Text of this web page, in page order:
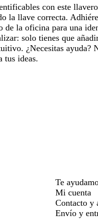
con este
la llave correcta.
de la oficina para una
solo tienes que
¿Necesitas ayuda?
tus ideas.
Te
Mi cuenta
Contacto y
Envío y